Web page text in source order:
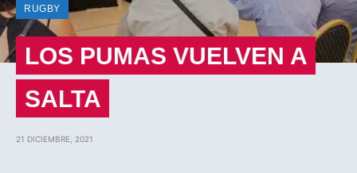
RUGBY
LOS PUMAS VUELVEN A
SALTA
21 DICIEMBRE, 2021